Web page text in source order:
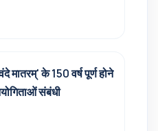
मातरम्' के 150 वर्ष पूर्ण होने
संबंधी